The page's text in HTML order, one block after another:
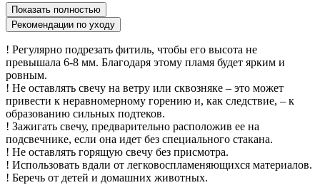
Показать полностью
Рекомендации по уходу
! Регулярно подрезать фитиль, чтобы его высота не
превышала 6-8 мм. Благодаря этому пламя будет ярким и
ровным.
! Не оставлять свечу на ветру или сквозняке – это может
привести к неравномерному горению и, как следствие, – к
образованию сильных подтеков.
! Зажигать свечу, предварительно расположив ее на
подсвечнике, если она идет без специального стакана.
! Не оставлять горящую свечу без присмотра.
! Использовать вдали от легковоспламеняющихся материалов.
! Беречь от детей и домашних животных.